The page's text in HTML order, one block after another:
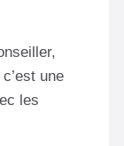
une
les